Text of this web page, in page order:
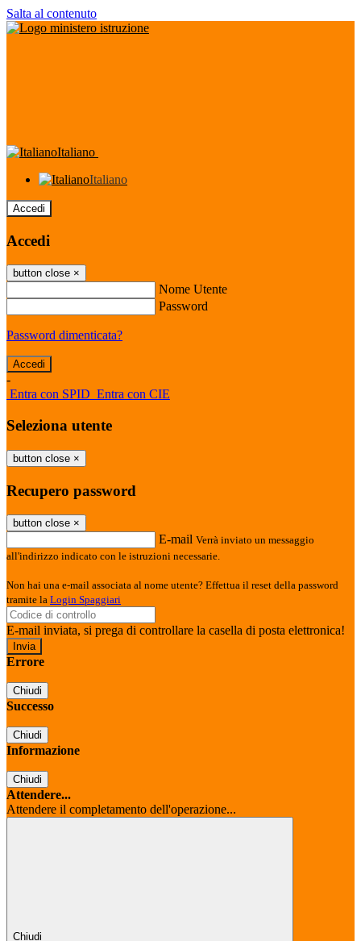
Salta al contenuto
Italiano
Italiano
Accedi
Accedi
button close ×
Nome Utente
Password
Password dimenticata?
-
Entra con SPID Entra con CIE
Seleziona utente
button close ×
Recupero password
button close ×
E-mail Verrà inviato un messaggio
all'indirizzo indicato con le istruzioni necessarie.
Non hai una e-mail associata al nome utente? Effettua il reset della password
tramite la Login Spaggiari
E-mail inviata, si prega di controllare la casella di posta elettronica!
Errore
Chiudi
Successo
Chiudi
Informazione
Chiudi
Attendere...
Attendere il completamento dell'operazione...
Chiudi